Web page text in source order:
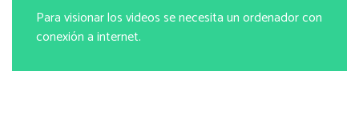
Para visionar los videos se necesita un ordenador con
conexión a internet.